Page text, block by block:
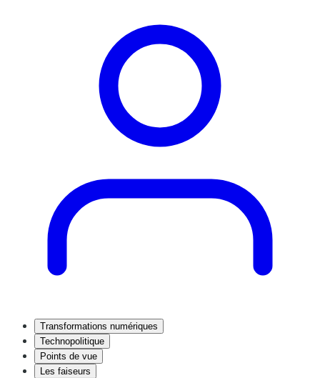
Transformations numériques
Technopolitique
Points de vue
Les faiseurs